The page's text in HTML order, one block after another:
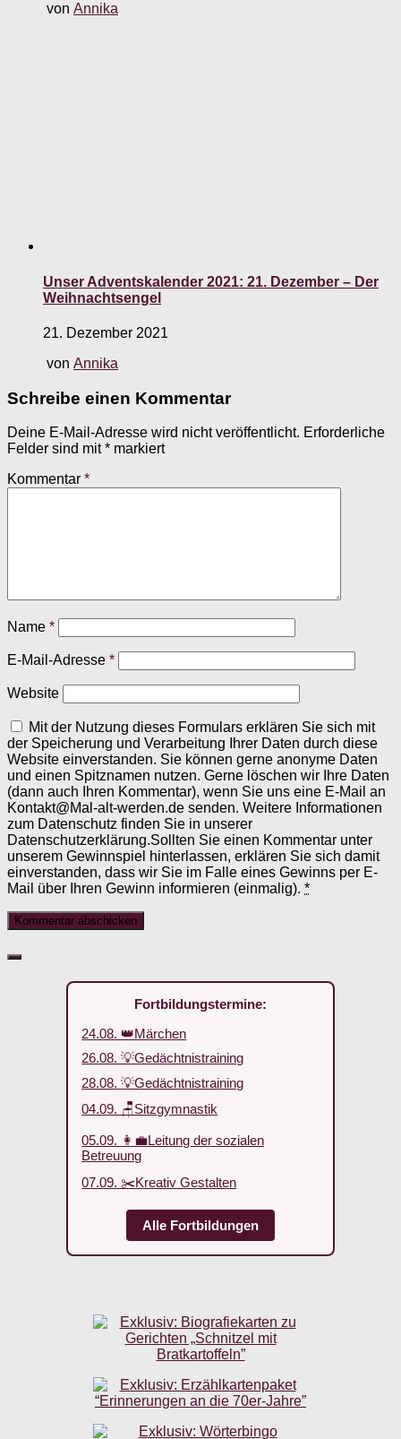
von Annika
Unser Adventskalender 2021: 21. Dezember – Der
Weihnachtsengel
21. Dezember 2021
von Annika
Schreibe einen Kommentar
Deine E-Mail-Adresse wird nicht veröffentlicht. Erforderliche
Felder sind mit* markiert
Kommentar *
Name *
E-Mail-Adresse *
Website
Mit der Nutzung dieses Formulars erklären Sie sich mit
der Speicherung und Verarbeitung Ihrer Daten durch diese
Website einverstanden. Sie können gerne anonyme Daten
und einen Spitznamen nutzen. Gerne löschen wir Ihre Daten
(dann auch Ihren Kommentar), wenn Sie uns eine E-Mail an
Kontakt@Mal-alt-werden.de senden. Weitere Informationen
zum Datenschutz finden Sie in unserer
Datenschutzerklärung.Sollten Sie einen Kommentar unter
unserem Gewinnspiel hinterlassen, erklären Sie sich damit
einverstanden, dass wir Sie im Falle eines Gewinns per E-
Mail über Ihren Gewinn informieren (einmalig). *
Fortbildungstermine:
24.08. 👑Märchen
26.08. 💡Gedächtnistraining
28.08. 💡Gedächtnistraining
04.09. 🪑Sitzgymnastik
05.09. 👩‍💼Leitung der sozialen
Betreuung
07.09. ✂️Kreativ Gestalten
Alle Fortbildungen